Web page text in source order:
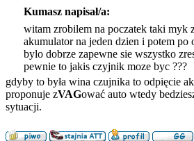
Kumasz napisał/a:
witam zrobilem na poczatek taki myk
akumulator na jeden dzien i potem po
bylo dobrze zapewne sie wszystko
pewnie to jakis czyjnik moze byc ???
gdyby to była wina czujnika to odpięcie
proponuje zVAGować auto wtedy
sytuacji.